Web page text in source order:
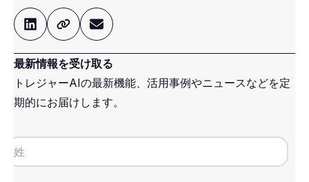
最新情報を受け取る
トレジャーAIの最新機能、活用事例やニュースなどを定
期的にお届けします。